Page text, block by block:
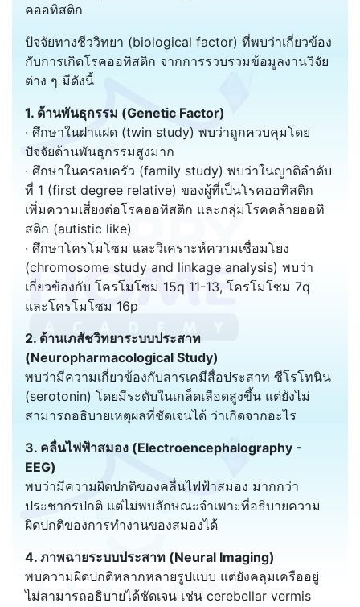
คออทิสติก
ปัจจัยทางชีววิทยา (biological factor) ที่พบว่าเกี่ยวข้อง
กับการเกิดโรคออทิสติก จากการรวบรวมข้อมูลงานวิจัย
ต่าง ๆ มีดังนี้
1. ด้านพันธุกรรม (Genetic Factor)
· ศึกษาในฝาแฝด (twin study) พบว่าถูกควบคุมโดย
ปัจจัยด้านพันธุกรรมสูงมาก
· ศึกษาในครอบครัว (family study) พบว่าในญาติลำดับ
ที่ 1 (first degree relative) ของผู้ที่เป็นโรคออทิสติก
เพิ่มความเสี่ยงต่อโรคออทิสติก และกลุ่มโรคคล้ายออทิ
สติก (autistic like)
· ศึกษาโครโมโซม และวิเคราะห์ความเชื่อมโยง
(chromosome study and linkage analysis) พบว่า
เกี่ยวข้องกับ โครโมโซม 15q 11-13, โครโมโซม 7q
และโครโมโซม 16p
2. ด้านเภสัชวิทยาระบบประสาท
(Neuropharmacological Study)
พบว่ามีความเกี่ยวข้องกับสารเคมีสื่อประสาท ซีโรโทนิน
(serotonin) โดยมีระดับในเกล็ดเลือดสูงขึ้น แต่ยังไม่
สามารถอธิบายเหตุผลที่ชัดเจนได้ ว่าเกิดจากอะไร
3. คลื่นไฟฟ้าสมอง (Electroencephalography -
EEG)
พบว่ามีความผิดปกติของคลื่นไฟฟ้าสมอง มากกว่า
ประชากรปกติ แต่ไม่พบลักษณะจำเพาะที่อธิบายความ
ผิดปกติของการทำงานของสมองได้
4. ภาพฉายระบบประสาท (Neural Imaging)
พบความผิดปกติหลากหลายรูปแบบ แต่ยังคลุมเครืออยู่
ไม่สามารถอธิบายได้ชัดเจน เช่น cerebellar vermis